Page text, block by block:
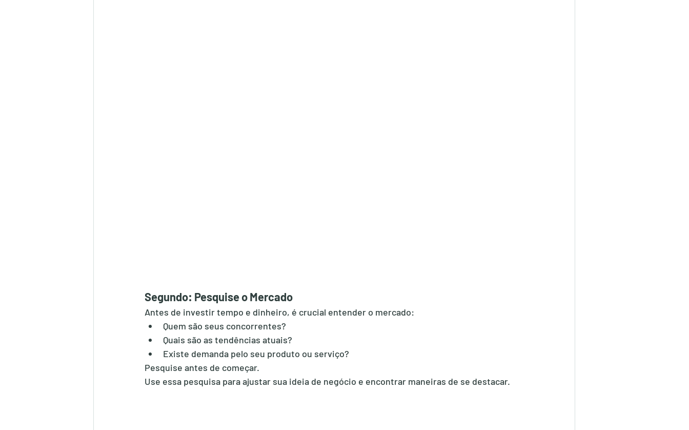
Segundo: Pesquise o Mercado
Antes de investir tempo e dinheiro, é crucial entender o mercado:
Quem são seus concorrentes?
Quais são as tendências atuais?
Existe demanda pelo seu produto ou serviço?
Pesquise antes de começar.
Use essa pesquisa para ajustar sua ideia de negócio e encontrar maneiras de se destacar.